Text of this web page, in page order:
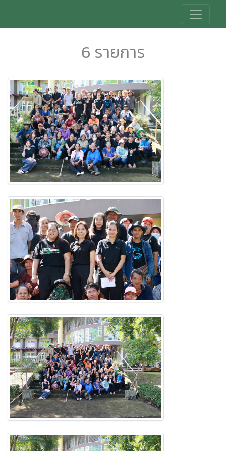
6 รายการ